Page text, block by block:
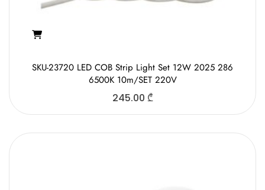
SKU-23720 LED COB Strip Light Set 12W 2025 286
6500K 10m/SET 220V
245.00 ₾